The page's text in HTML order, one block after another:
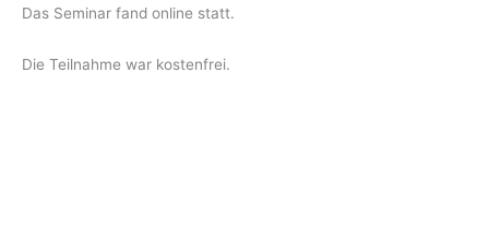
Das Seminar fand online statt.
Die Teilnahme war kostenfrei.